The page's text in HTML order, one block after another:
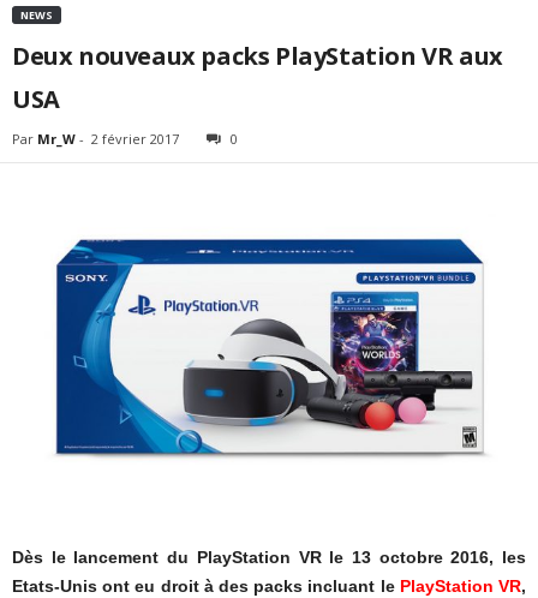
NEWS
Deux nouveaux packs PlayStation VR aux
USA
Par Mr_W - 2 février 2017 0
Dès le lancement du PlayStation VR le 13 octobre 2016, les
Etats-Unis ont eu droit à des packs incluant le PlayStation VR,